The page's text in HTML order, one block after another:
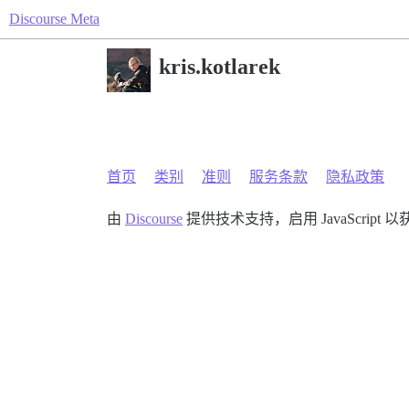
Discourse Meta
kris.kotlarek
首页 类别 准则 服务条款 隐私政策
由 Discourse 提供技术支持，启用 JavaScript 以